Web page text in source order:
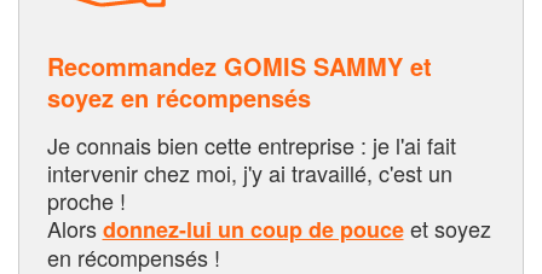
Recommandez GOMIS SAMMY et
soyez en récompensés
Je connais bien cette entreprise : je l'ai fait
intervenir chez moi, j'y ai travaillé, c'est un
proche !
Alorsdonnez-lui un coup de pouceet soyez
en récompensés !